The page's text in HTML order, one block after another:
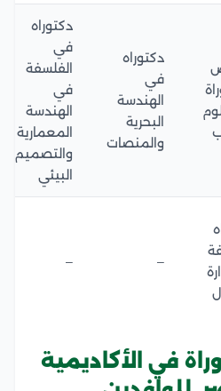
دكتوراه
في
الهندسة
البحرية
والمنصات
دكتوراه
في
الفلسفة
في
الهندسة
المعمارية
والتصميم
البيئي
–
–
في الأكاديمية